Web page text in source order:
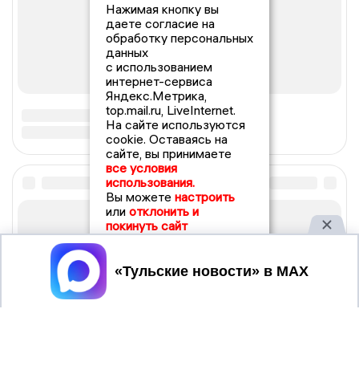
Нажимая кнопку вы
даете согласие на
обработку персональных
данных
с использованием
интернет-сервиса
Яндекс.Метрика,
top.mail.ru, LiveInternet.
На сайте используются
cookie. Оставаясь на
сайте, вы принимаете
все условия
использования.
Вы можете настроить
или отклонить и
покинуть сайт
Принять